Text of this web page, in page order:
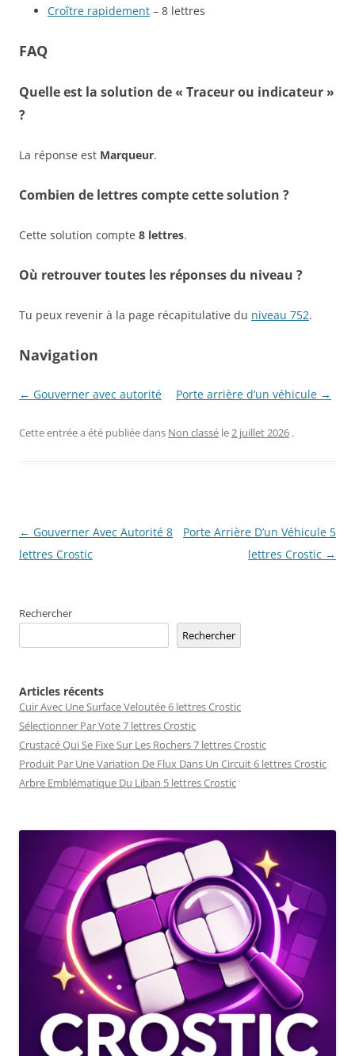
Croître rapidement – 8 lettres
FAQ
Quelle est la solution de « Traceur ou indicateur »
?
La réponse est Marqueur.
Combien de lettres compte cette solution ?
Cette solution compte 8 lettres.
Où retrouver toutes les réponses du niveau ?
Tu peux revenir à la page récapitulative du niveau 752.
Navigation
← Gouverner avec autorité Porte arrière d’un véhicule →
Cette entrée a été publiée dans Non classé le2 juillet 2026 .
Navigation
des
← Gouverner Avec Autorité 8
lettres Crostic
Porte Arrière D’un Véhicule 5
lettres Crostic →
Rechercher
Rechercher
Articles récents
Cuir Avec Une Surface Veloutée 6 lettres Crostic
Sélectionner Par Vote 7 lettres Crostic
Crustacé Qui Se Fixe Sur Les Rochers 7 lettres Crostic
Produit Par Une Variation De Flux Dans Un Circuit 6 lettres Crostic
Arbre Emblématique Du Liban 5 lettres Crostic